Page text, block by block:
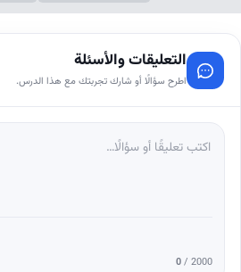
التعليقات والأسئلة
اطرح سؤالًا أو شارك تجربتك مع هذا الدرس.
0/ 2000